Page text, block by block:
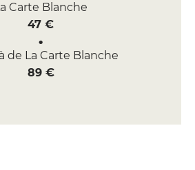
Carte Blanche
47 €
de La Carte Blanche
89 €